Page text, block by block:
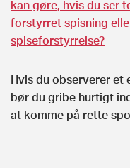
kan gøre, hvis du ser
forstyrret spisning
spiseforstyrrelse?
Hvis du observerer et
bør du gribe hurtigt
at komme på rette